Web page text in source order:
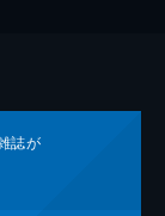
誌が